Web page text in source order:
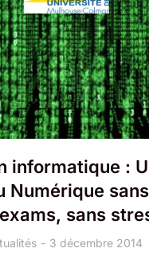
informatique :
Numérique
sans
3 décembre 2014